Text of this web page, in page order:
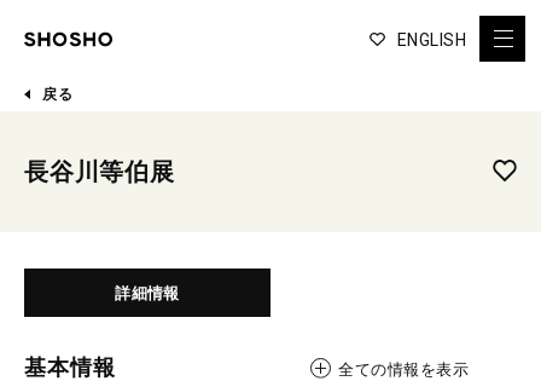
ENGLISH
戻る
長谷川等伯展
詳細情報
基本情報 全ての情報を表示